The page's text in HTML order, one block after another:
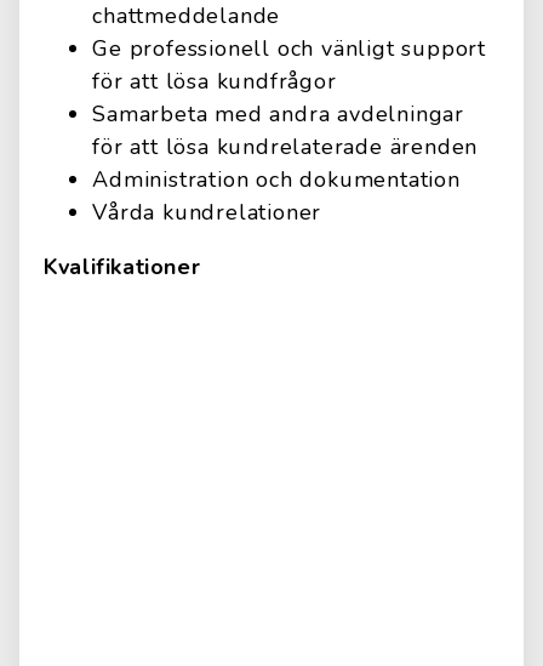
chattmeddelande
Ge professionell och vänligt support
för att lösa kundfrågor
Samarbeta med andra avdelningar
för att lösa kundrelaterade ärenden
Administration och dokumentation
Vårda kundrelationer
Kvalifikationer